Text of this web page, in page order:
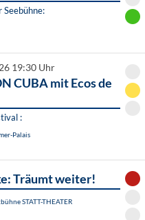
Seebühne:
19:30 Uhr
CUBA mit Ecos de
:
Palais
Träumt weiter!
STATT-THEATER